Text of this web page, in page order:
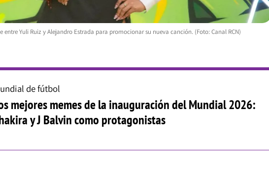
Yuli Ruiz y Alejandro Estrada para promocionar su nueva canción. (Foto: Canal RCN)
de fútbol
mejores memes de la inauguración del Mundial 2026:
y J Balvin como protagonistas